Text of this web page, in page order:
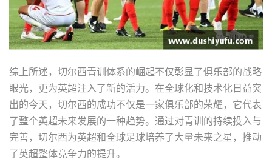
综上所述，切尔西青训体系的崛起不仅彰显了俱乐部的战略
眼光，更为英超注入了新的活力。在全球化和技术化日益突
出的今天，切尔西的成功不仅是一家俱乐部的荣耀，它代表
了整个英超未来发展的一种趋势。通过对青训的持续投入与
完善，切尔西为英超和全球足球培养了大量未来之星，推动
了英超整体竞争力的提升。